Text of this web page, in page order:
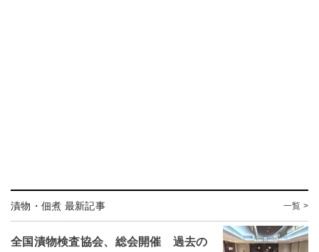
漬物・佃煮 最新記事 一覧 >
全国漬物検査協会、総会開催 過去の